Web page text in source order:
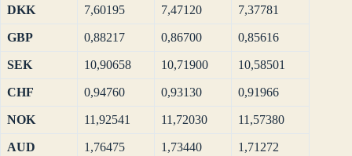
DKK 7,60195 7,47120 7,37781
GBP 0,88217 0,86700 0,85616
SEK 10,90658 10,71900 10,58501
CHF 0,94760 0,93130 0,91966
NOK 11,92541 11,72030 11,57380
AUD 1,76475 1,73440 1,71272